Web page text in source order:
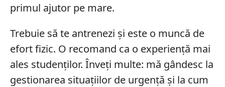
primul ajutor pe mare.
Trebuie să te antrenezi și este o muncă de
efort fizic. O recomand ca o experiență mai
ales studenților. Înveți multe: mă gândesc la
gestionarea situațiilor de urgență și la cum